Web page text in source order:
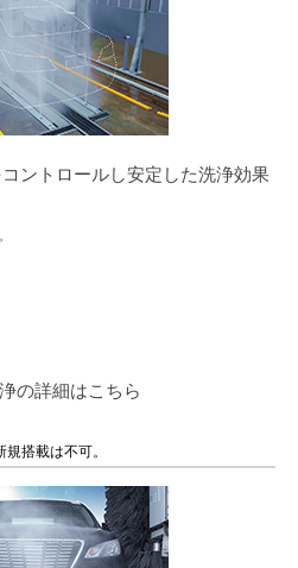
ントロールし安定した洗浄効果
の詳細はこちら
規搭載は不可。